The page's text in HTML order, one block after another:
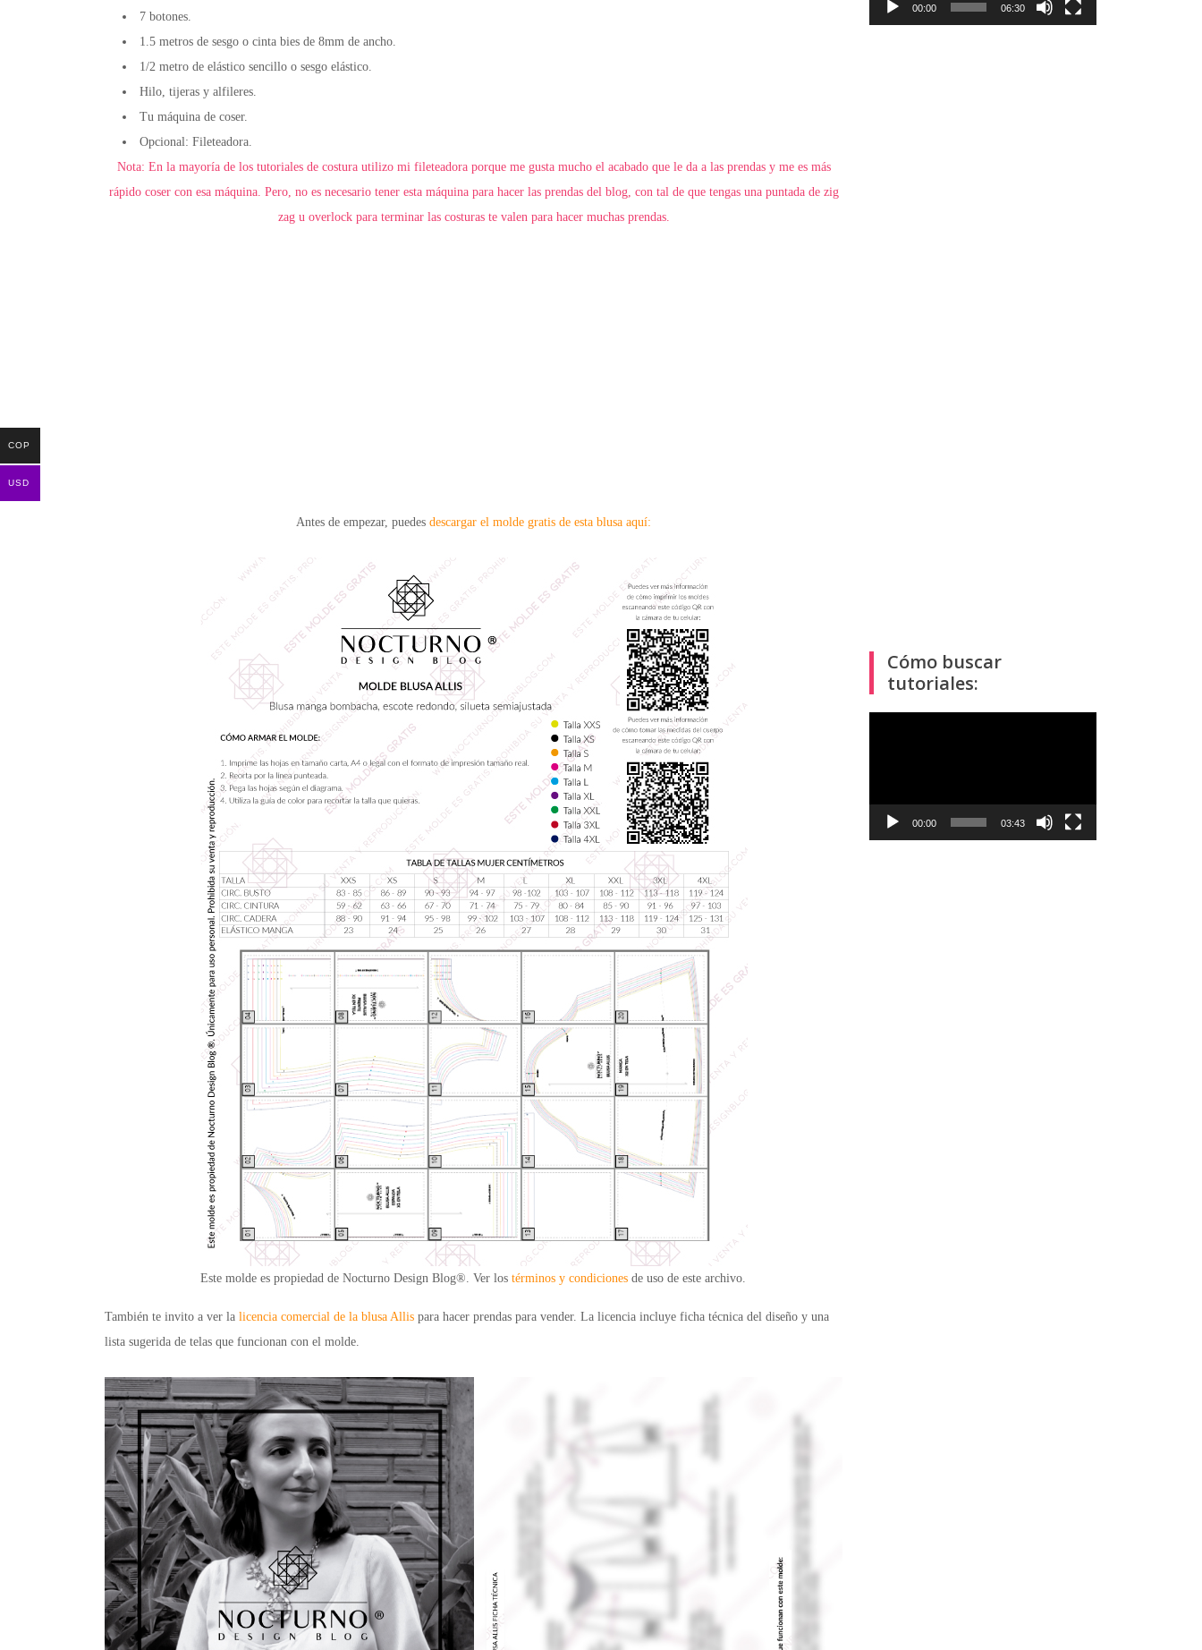
7 botones.
1.5 metros de sesgo o cinta bies de 8mm de ancho.
1/2 metro de elástico sencillo o sesgo elástico.
Hilo, tijeras y alfileres.
Tu máquina de coser.
Opcional: Fileteadora.
Nota: En la mayoría de los tutoriales de costura utilizo mi fileteadora porque me gusta mucho el acabado que le da a las prendas y me es más
rápido coser con esa máquina. Pero, no es necesario tener esta máquina para hacer las prendas del blog, con tal de que tengas una puntada de zig
zag u overlock para terminar las costuras te valen para hacer muchas prendas.
Antes de empezar, puedes descargar el molde gratis de esta blusa aquí:
Este molde es propiedad de Nocturno Design Blog®. Ver los términos y condicionesde uso de este archivo.
También te invito a ver la licencia comercial de la blusa Allis para hacer prendas para vender. La licencia incluye ficha técnica del diseño y una
lista sugerida de telas que funcionan con el molde.
00:00 06:30
Cómo buscar
tutoriales:
00:00 03:43
COP
USD